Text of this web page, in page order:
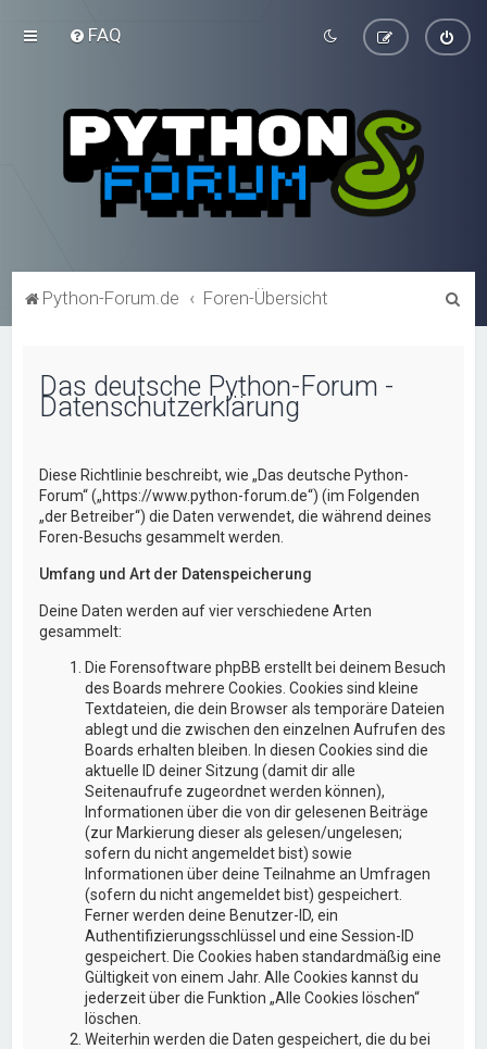
FAQ
Python-Forum.de Foren-Übersicht
Das deutsche Python-Forum -
Datenschutzerklärung
Diese Richtlinie beschreibt, wie „Das deutsche Python-
Forum“ („https://www.python-forum.de“) (im Folgenden
„der Betreiber“) die Daten verwendet, die während deines
Foren-Besuchs gesammelt werden.
Umfang und Art der Datenspeicherung
Deine Daten werden auf vier verschiedene Arten
gesammelt:
Die Forensoftware phpBB erstellt bei deinem Besuch
des Boards mehrere Cookies. Cookies sind kleine
Textdateien, die dein Browser als temporäre Dateien
ablegt und die zwischen den einzelnen Aufrufen des
Boards erhalten bleiben. In diesen Cookies sind die
aktuelle ID deiner Sitzung (damit dir alle
Seitenaufrufe zugeordnet werden können),
Informationen über die von dir gelesenen Beiträge
(zur Markierung dieser als gelesen/ungelesen;
sofern du nicht angemeldet bist) sowie
Informationen über deine Teilnahme an Umfragen
(sofern du nicht angemeldet bist) gespeichert.
Ferner werden deine Benutzer-ID, ein
Authentifizierungsschlüssel und eine Session-ID
gespeichert. Die Cookies haben standardmäßig eine
Gültigkeit von einem Jahr. Alle Cookies kannst du
jederzeit über die Funktion „Alle Cookies löschen“
löschen.
Weiterhin werden die Daten gespeichert, die du bei